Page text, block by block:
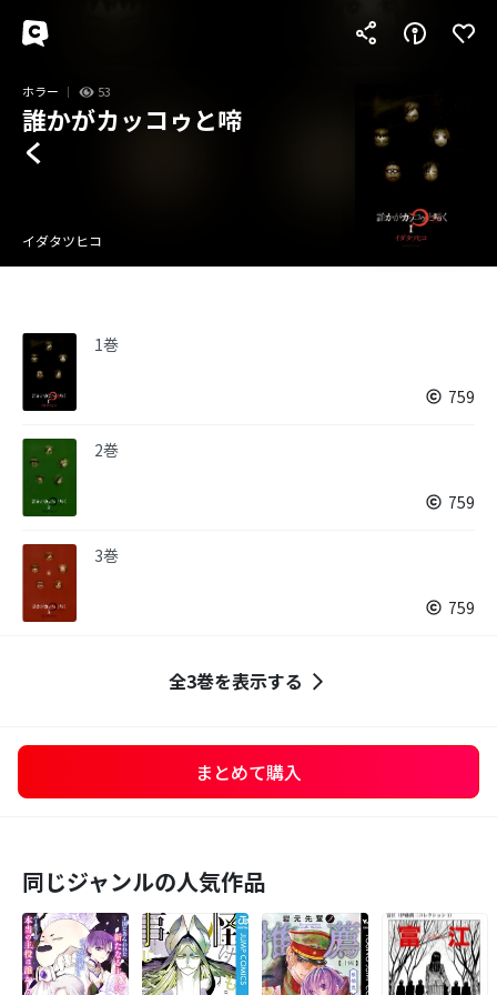
ホラー 53
誰かがカッコゥと啼
く
イダタツヒコ
1巻
759
2巻
759
3巻
759
全3巻を表示する
まとめて購入
同じジャンルの人気作品